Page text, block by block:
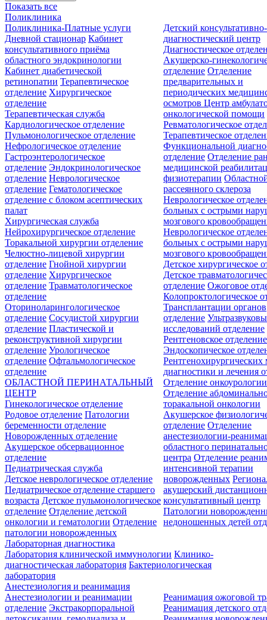
Показать все
Поликлиника
Поликлиника-Платные услуги
Дневной стационар Кабинет
консультативного приёма
областного эндокринологии
Кабинет диабетической
ретинопатии Терапевтическое
отделение Хирургическое
отделение
Детский консультативно-
диагностический центр
Диагностическое
Акушерско-
отделение Отделение
предварительных и
периодических
осмотровЦентр
онкологической помощи
Терапевтическая служба
Кардиологическое отделение
Пульмонологическое отделение
Нефрологическое отделение
Гастроэнтерологическое
отделение Эндокринологическое
отделение Неврологическое
отделение Гематологическое
отделение c блоком асептических
палат
Ревматологическое
Терапевтическое
Функциональной
отделение Отделение
медицинской
физиотерапии
рассеянного склероза
Неврологическое
больных с острыми
мозгового
Неврологическое
больных с острыми
мозгового
Хирургическая служба
Нейрохирургическое отделение
Торакальной хирургии отделение
Челюстно-лицевой хирургии
отделение Гнойной хирургии
отделение Хирургическое
отделение Травматологическое
отделение
Оториноларингологическое
отделение Сосудистой хирургии
отделение Пластической и
реконструктивной хирургии
отделение Урологическое
отделение Офтальмологическое
отделение
Детское хирургическое
Детское
отделение Ожоговое
Колопроктологическое
Трансплантации органов
отделение
исследований отделение
Рентгеновское отделение
Эндоскопическое
Рентгенохирургических
диагностики и лечения
Отделение онкоурологии
Отделение
торакальной онкологии
ОБЛАСТНОЙ ПЕРИНАТАЛЬНЫЙ
ЦЕНТР
Гинекологическое отделение
Родовое отделение Патологии
беременности отделение
Новорожденных отделение
Акушерское обсервационное
отделение
Акушерское
отделение Отделение
анестезиологии-
областного
центра Отделение
интенсивной терапии
новорожденных
акушерский
консультативный центр
Патологии
недоношенных детей
Педиатрическая служба
Детское неврологическое отделение
Педиатрическое отделение старшего
возраста Детское пульмонологическое
отделение Отделение детской
онкологии и гематологии Отделение
патологии новорожденных
Лабораторная диагностика
Лаборатория клинической иммунологии Клинико-
диагностическая лаборатория Бактериологическая
лаборатория
Анестезиология и реанимация
Анестезиологии и реанимации
отделение Экстракорпоральной
Реанимация ожоговой
Реанимация детского